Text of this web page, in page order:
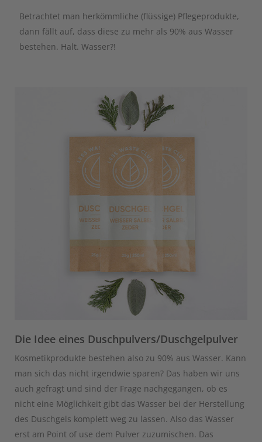
Betrachtet man herkömmliche (flüssige) Pflegeprodukte,
dann fällt auf, dass diese zu mehr als 90% aus Wasser
bestehen. Halt. Wasser?!
Die Idee eines Duschpulvers/Duschgelpulver
Kosmetikprodukte bestehen also zu 90% aus Wasser. Kann
man sich das nicht irgendwie sparen? Das haben wir uns
auch gefragt und sind der Frage nachgegangen, ob es
nicht eine Möglichkeit gibt das Wasser bei der Herstellung
des Duschgels komplett weg zu lassen. Also das Wasser
erst am Point of use dem Pulver zuzumischen. Das